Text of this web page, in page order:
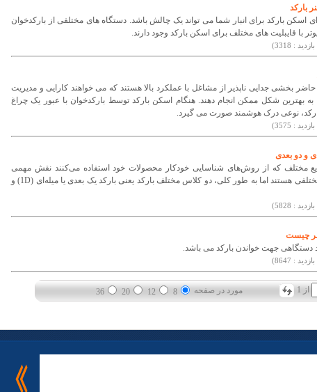
بارکد
اسکن بارکد برای انبار شما می تواند یک چالش باشد. دستگاه های مختلفی از بارکدخوان
با قایبلیت های مختلف برای اسکن بارکد وجود دارند.
: 3318)
بخشی جدایی ناپذیر از مشاغل با عملکرد بالا هستند که می خواهند کارایی و مدیریت
بهترین شکل ممکن انجام دهند. هنگام اسکن بارکد توسط بارکدخوان با عبور یک چراغ
نوعی درک هوشمند صورت می گیرد.
: 3575)
و دو بعدی
مختلف که از روش‌های شناسایی خودکار محصولات خود استفاده می‌کنند نقش مهمی
دارند. بارکدها دارای انواع مختلفی هستند اما به طور کلی، دو کلاس مختلف بارکد یعنی بارکد یک بعدی یا میله‌ای (1D) و
: 5828)
چیست
دستگاهی جهت خواندن بارکد می باشد.
: 8647)
از 1 مورد در صفحه 8
12
20
36